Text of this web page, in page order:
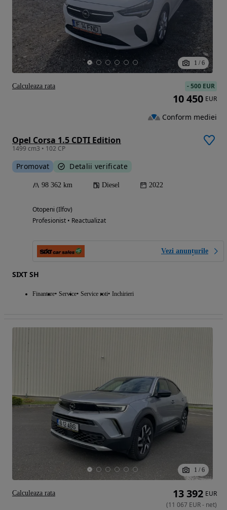
1 / 6
Opel Corsa 1.5 CDTI Edition
1499 cm3 • 102 CP
Promovat Detalii verificate
98 362 km Diesel 2022
Otopeni (Ilfov)
Profesionist • Reactualizat
Vezi anunțurile
SIXT SH
Finantare Service Service roti Inchirieri
-500 EUR
10 450 EUR
Conform mediei
Calculeaza rata
1 / 6
13 392 EUR
(11 067 EUR- net)
Calculeaza rata